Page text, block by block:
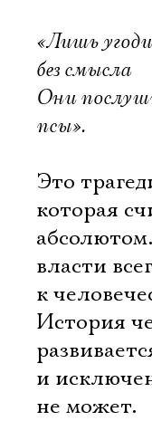
«Лишь
без смысла
Они
псы».
Это
которая
власти
к
История
и
не может.